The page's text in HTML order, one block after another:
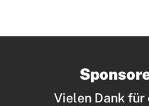
Vielen Dank für